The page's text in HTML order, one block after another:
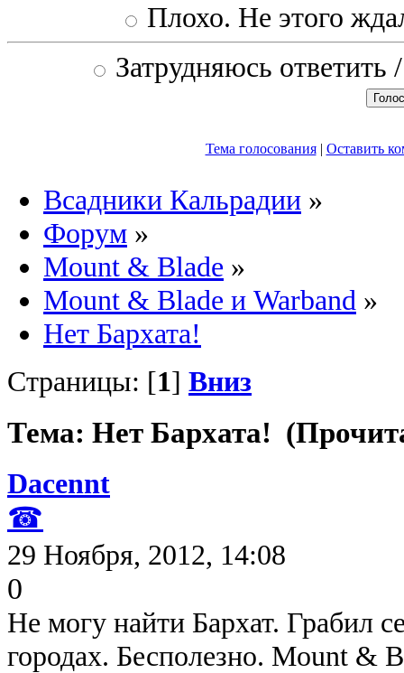
Плохо. Не этого
Затрудняюсь
Тема голосования| Оставить
Всадники Кальрадии »
Форум »
Mount & Blade »
Mount & Blade и Warband »
Нет Бархата!
Страницы: [1] Вниз
Тема: Нет Бархата!
Dacennt
☎
29 Ноября, 2012, 14:08
0
Не могу найти Бархат. Грабил
городах. Бесполезно. Mount &